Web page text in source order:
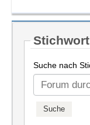
Stichwort
Suche nach